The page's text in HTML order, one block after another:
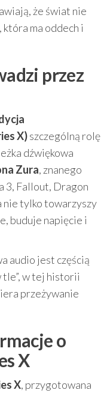
że świat nie
ma oddech i
przez
X)szczególną rolę
dźwiękowa
Zura, znanego
3, Fallout, Dragon
nie tylko towarzyszy
buduje napięcie i
audio jest częścią
w tej historii
przeżywanie
o
X
X, przygotowana